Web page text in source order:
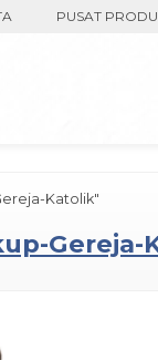
PUSAT
Katolik"
Gereja-